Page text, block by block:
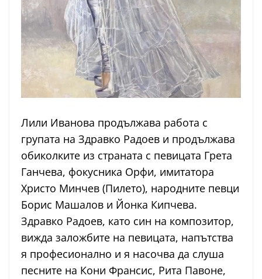
Лили Иванова продължава работа с
групата на Здравко Радоев и продължава
обиколките из страната с певицата Грета
Ганчева, фокусника Орфи, имитатора
Христо Минчев (Пилето), народните певци
Борис Машалов и Йонка Кипчева.
Здравко Радоев, като син на композитор,
вижда заложбите на певицата, напътства
я професионално и я насочва да слуша
песните на Кони Франсис, Рита Павоне,